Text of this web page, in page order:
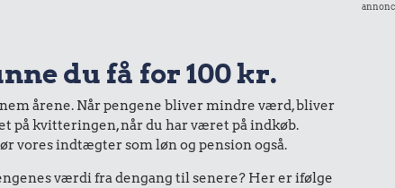
du få for 100 kr.
årene. Når pengene bliver mindre værd, bliver
på kvitteringen, når du har været på indkøb.
vores indtægter som løn og pension også.
værdi fra dengang til senere? Her er ifølge